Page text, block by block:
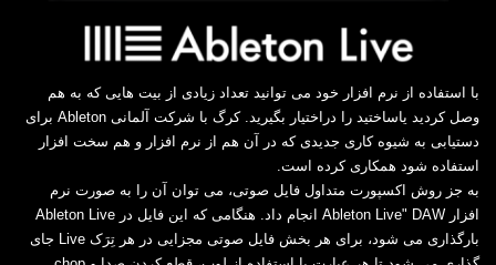
با استفاده از نرم افزار خود می توانید تعداد زیادی از بیت هایی که به هم
وصل کردید یاساختید را دراختیار ‏بگیرید. کرگ با شرکت آلمانی ‏Ableton‏ برای
دستیابی به شیوه کاری جدیدی که در آن هم از نرم افزار و ‏هم سخت افزار
استفاده شود همکاری کرده است.‏
به جز روش اکسپورت متداول فایل صوتی، می توان آن را به صورت نرم
بارگذاری می شود، برای هر بخش فایل صوتی مجزایی ‏در هر تِرَک ‏Live‏ جای